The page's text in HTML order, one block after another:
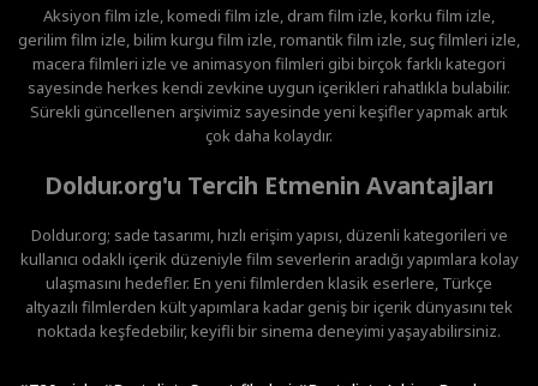
Aksiyon film izle, komedi film izle, dram film izle, korku film izle,
gerilim film izle, bilim kurgu film izle, romantik film izle, suç filmleri izle,
macera filmleri izle ve animasyon filmleri gibi birçok farklı kategori
sayesinde herkes kendi zevkine uygun içerikleri rahatlıkla bulabilir.
Sürekli güncellenen arşivimiz sayesinde yeni keşifler yapmak artık
çok daha kolaydır.
Doldur.org'u Tercih Etmenin Avantajları
Doldur.org; sade tasarımı, hızlı erişim yapısı, düzenli kategorileri ve
kullanıcı odaklı içerik düzeniyle film severlerin aradığı yapımlara kolay
ulaşmasını hedefler. En yeni filmlerden klasik eserlere, Türkçe
altyazılı filmlerden kült yapımlara kadar geniş bir içerik dünyasını tek
noktada keşfedebilir, keyifli bir sinema deneyimi yaşayabilirsiniz.